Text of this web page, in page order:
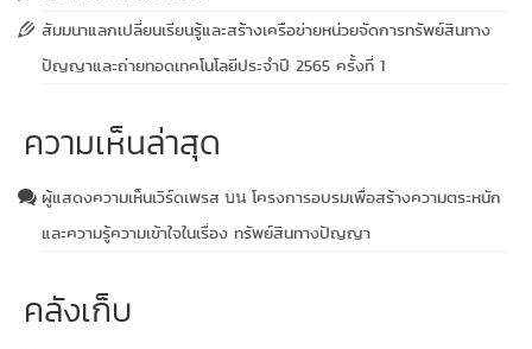
สัมมนาแลกเปลี่ยนเรียนรู้และสร้างเครือข่ายหน่วยจัดการทรัพย์สินทาง
ปัญญาและถ่ายทอดเทคโนโลยีประจำปี 2565 ครั้งที่ 1
ความเห็นล่าสุด
ผู้แสดงความเห็นเวิร์ดเพรส บน โครงการอบรมเพื่อสร้างความตระหนัก
และความรู้ความเข้าใจในเรื่อง ทรัพย์สินทางปัญญา
คลังเก็บ